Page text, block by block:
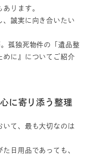
ります。
、誠実に向き合いたい
孤独死物件の「遺品整
めに』についてご紹介
に寄り添う整理
いて、最も大切なのは
日用品であっても、